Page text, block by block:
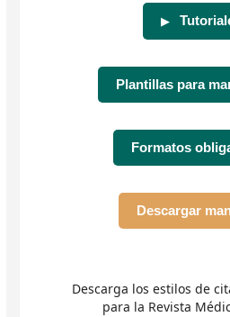
▶
Plantillas para
Formatos
Descargar
Descarga los estilos de
para la Revista